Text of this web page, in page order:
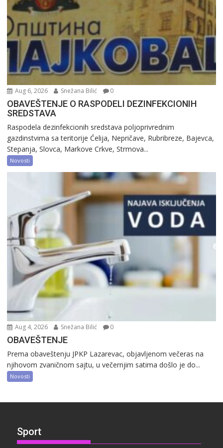
Aug 6, 2026 Snežana Bilić 0
OBAVEŠTENJE O RASPODELI DEZINFEKCIONIH
SREDSTAVA
Raspodela dezinfekcionih sredstava poljoprivrednim
gazdinstvima sa teritorije Ćelija, Nepričave, Rubribreze, Bajevca,
Stepanja, Slovca, Markove Crkve, Strmova...
Novosti
Aug 4, 2026 Snežana Bilić 0
OBAVEŠTENJE
Prema obaveštenju JPKP Lazarevac, objavljenom večeras na
njihovom zvaničnom sajtu, u večernjim satima došlo je do...
Novosti
Sport